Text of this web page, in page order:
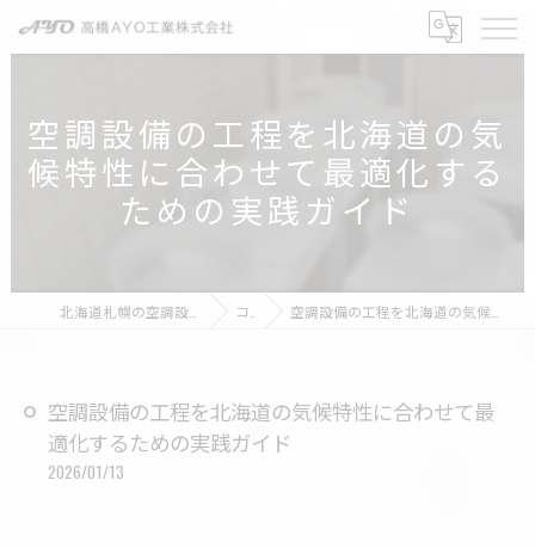
空調設備の工程を北海道の気
候特性に合わせて最適化する
ための実践ガイド
北海道札幌の空調設備なら高橋AYO工業株式会社 コラム 空調設備の工程を北海道の気候特性に合わせて最適化するための実践ガイド
空調設備の工程を北海道の気候特性に合わせて最
適化するための実践ガイド
2026/01/13